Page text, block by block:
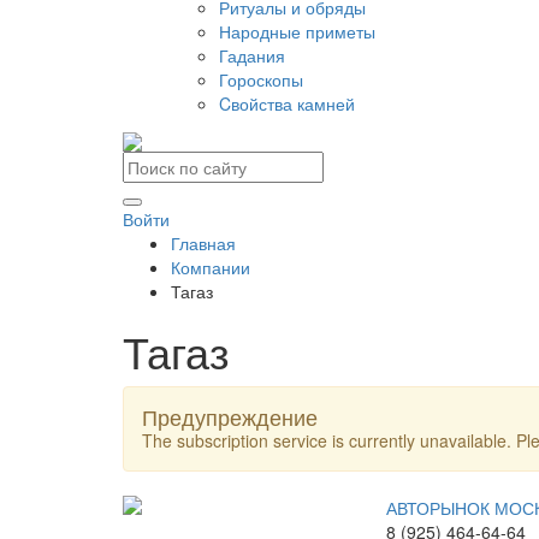
Ритуалы и обряды
Народные приметы
Гадания
Гороскопы
Cвойства камней
Войти
Главная
Компании
Тагаз
Тагаз
Предупреждение
The subscription service is currently unavailable.
АВТОРЫНОК
8 (925) 464-64-64